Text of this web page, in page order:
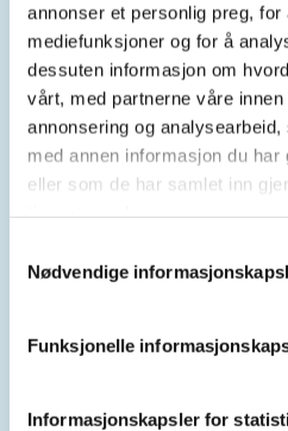
annonser et personlig preg,
mediefunksjoner og for å
dessuten informasjon om
vårt, med partnerne våre
annonsering og
med annen informasjon du har
eller som de har samlet inn
Nødvendige
Funksjonelle
Informasjonskapsler for
Odd Arne Dahle
https://98252635
Bli med på en flott rundtur i
havnebasseng. Og med en
Turen starter i
Kristiansund sin unike og
Storsanden/
vi padler til saunaen på
Her blir det 1,5 t med